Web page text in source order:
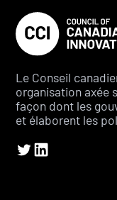
Le Conseil
organisation axée
façon dont les
et élaborent les